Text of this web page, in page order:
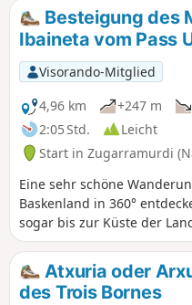
Besteigung des
Ibaineta vom Pass
Visorando-Mitglied
4,96 km
+247 m
2:05 Std.
Leicht
Start in Zugarramurdi
Eine sehr schöne
Baskenland in 360°
sogar bis zur Küste der
werden Sie beeindrucken.
Atxuria oder
des Trois Bornes